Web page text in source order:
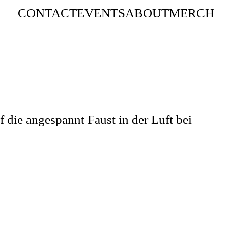
CONTACTEVENTSABOUTMERCH
angespannt Faust in der Luft bei